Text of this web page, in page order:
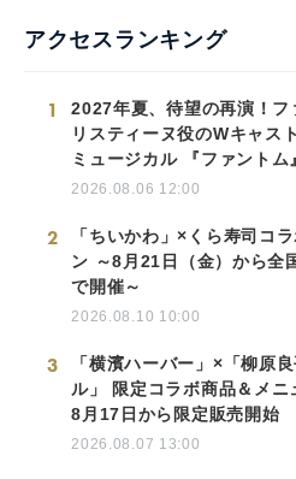
アクセスランキング
1
2027年夏、待望の再演！フ
リスティーヌ役のWキャス
ミュージカル 『ファントム
2026.08.06 12:00
2
「ちいかわ」×くら寿司コ
ン ～8月21日（金）から全
で開催～
2026.08.10 10:00
3
「横濱ハーバー」×「柳原
ル」 限定コラボ商品＆メ
8月17日から限定販売開始
2026.08.07 13:00